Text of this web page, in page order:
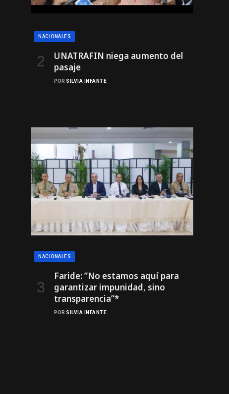
NACIONALES
UNATRAFIN niega aumento del
pasaje
POR SILVIA INFANTE
NACIONALES
Faride: ”No estamos aquí para
garantizar impunidad, sino
transparencia”*
POR SILVIA INFANTE